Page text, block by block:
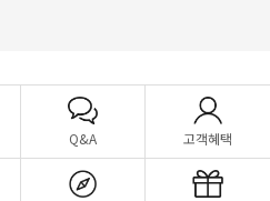
Q&A 고객혜택